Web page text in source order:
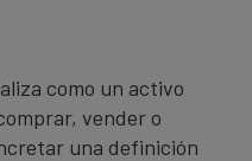
como un activo
vender o
una definición